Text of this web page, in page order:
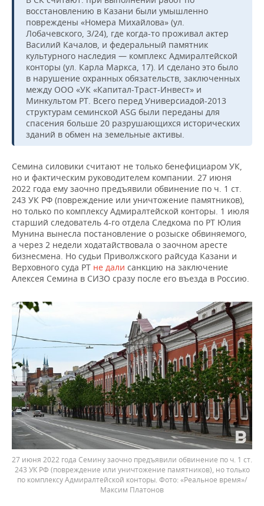
восстановлению в Казани были умышленно
повреждены «Номера Михайлова» (ул.
Лобачевского, 3/24), где когда-то проживал актер
Василий Качалов, и федеральный памятник
культурного наследия — комплекс Адмиралтейской
конторы (ул. Карла Маркса, 17). И сделано это было
в нарушение охранных обязательств, заключенных
между ООО «УК «Капитал-Траст-Инвест» и
Минкультом РТ. Всего перед Универсиадой-2013
структурам семинской ASG были переданы для
спасения больше 20 разрушающихся исторических
зданий в обмен на земельные активы.
Семина силовики считают не только бенефициаром УК,
но и фактическим руководителем компании. 27 июня
2022 года ему заочно предъявили обвинение по ч. 1 ст.
243 УК РФ (повреждение или уничтожение памятников),
но только по комплексу Адмиралтейской конторы. 1 июля
старший следователь 4-го отдела Следкома по РТ Юлия
Мунина вынесла постановление о розыске обвиняемого,
а через 2 недели ходатайствовала о заочном аресте
бизнесмена. Но судьи Приволжского райсуда Казани и
Верховного суда РТ не дали санкцию на заключение
Алексея Семина в СИЗО сразу после его въезда в Россию.
27 июня 2022 года Семину заочно предъявили обвинение по ч. 1 ст.
243 УК РФ (повреждение или уничтожение памятников), но только
по комплексу Адмиралтейской конторы. Фото: «Реальное время»/
Максим Платонов